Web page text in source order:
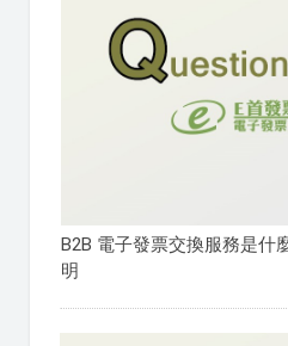
B2B 電子發票交換服務是什
明